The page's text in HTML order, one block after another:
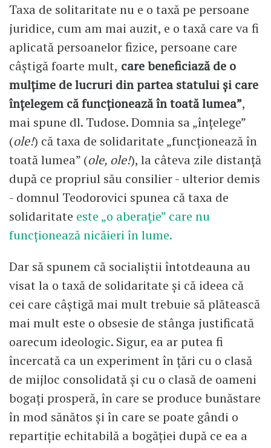
Taxa de solitaritate nu e o taxă pe persoane
juridice, cum am mai auzit, e o taxă care va fi
aplicată persoanelor fizice, persoane care
câștigă foarte mult, care beneficiază de o
mulțime de lucruri din partea statului și care
înțelegem că funcționează în toată lumea”,
mai spune dl. Tudose. Domnia sa „înțelege”
(ole!) că taxa de solidaritate „funcționează în
toată lumea” (ole, ole!), la câteva zile distanță
după ce propriul său consilier - ulterior demis
- domnul Teodorovici spunea că taxa de
solidaritate este „o aberație” care nu
funcționează nicăieri în lume.
Dar să spunem că socialiștii întotdeauna au
visat la o taxă de solidaritate și că ideea că
cei care câștigă mai mult trebuie să plătească
mai mult este o obsesie de stânga justificată
oarecum ideologic. Sigur, ea ar putea fi
încercată ca un experiment în țări cu o clasă
de mijloc consolidată și cu o clasă de oameni
bogați prosperă, în care se produce bunăstare
în mod sănătos și în care se poate gândi o
repartiție echitabilă a bogăției după ce ea a